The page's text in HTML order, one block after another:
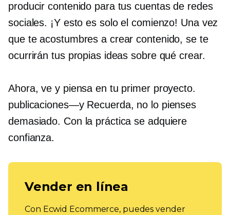
producir contenido para tus cuentas de redes
sociales. ¡Y esto es solo el comienzo! Una vez
que te acostumbres a crear contenido, se te
ocurrirán tus propias ideas sobre qué crear.
Ahora, ve y piensa en tu primer proyecto.
publicaciones—yRecuerda, no lo pienses
demasiado. Con la práctica se adquiere
confianza.
Vender en línea
Con Ecwid Ecommerce, puedes vender